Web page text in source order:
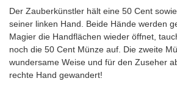
Der Zauberkünstler hält eine 50 Cent
seiner linken Hand. Beide Hände werden
Magier die Handflächen wieder öffnet,
noch die 50 Cent Münze auf. Die zweite
wundersame Weise und für den Zuseher
rechte Hand gewandert!